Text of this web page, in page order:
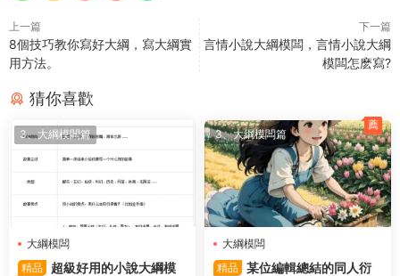
上一篇
8個技巧教你寫好大綱，寫大綱實
用方法。
下一篇
言情小說大綱模闆，言情小說大綱
模闆怎麽寫?
猜你喜歡
3、大綱模闆篇
大綱模闆
精品
超級好用的小說大綱模
3、大綱模闆篇
大綱模闆
精品 某位編輯總結的同人衍
薦